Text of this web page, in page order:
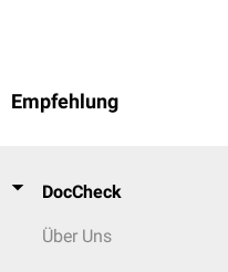
Empfehlung
DocCheck
Über Uns